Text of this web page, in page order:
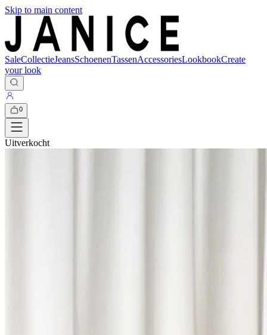
Skip to main content
SaleCollectieJeansSchoenenTassenAccessoriesLookbookCreate
your look
0
Uitverkocht